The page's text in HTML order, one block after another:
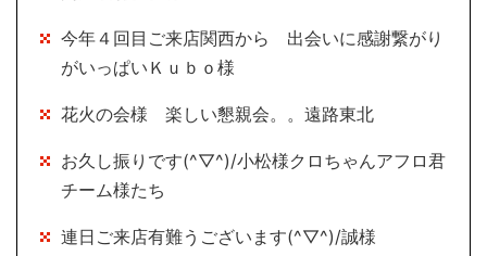
今年４回目ご来店関西から 出会いに感謝繋がり
がいっぱいＫｕｂｏ様
花火の会様 楽しい懇親会。。遠路東北
お久し振りです(^▽^)/小松様クロちゃんアフロ君
チーム様たち
連日ご来店有難うございます(^▽^)/誠様